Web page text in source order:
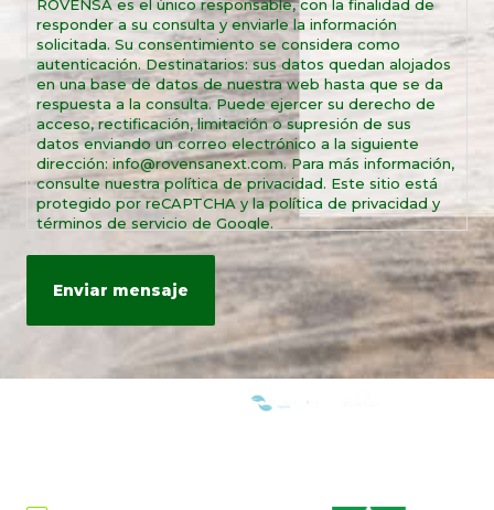
ROVENSA es el único responsable, con la finalidad de
responder a su consulta y enviarle la información
solicitada. Su consentimiento se considera como
autenticación. Destinatarios: sus datos quedan alojados
en una base de datos de nuestra web hasta que se da
respuesta a la consulta. Puede ejercer su derecho de
acceso, rectificación, limitación o supresión de sus
datos enviando un correo electrónico a la siguiente
dirección: info@rovensanext.com. Para más información,
consulte nuestra política de privacidad. Este sitio está
protegido por reCAPTCHA y la política de privacidad y
términos de servicio de Google.